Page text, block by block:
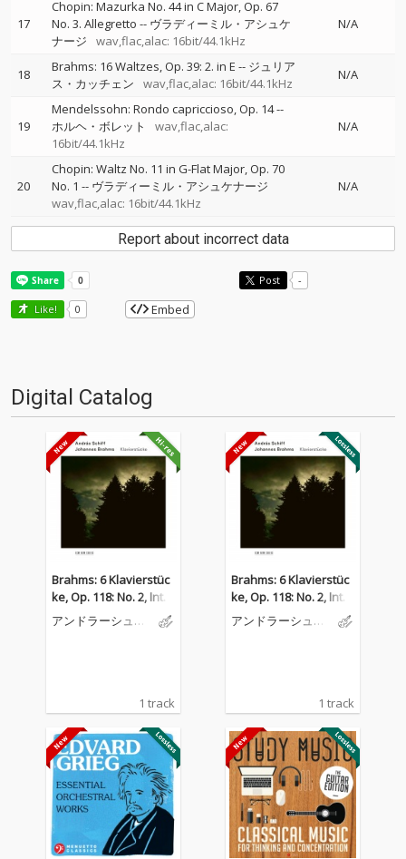
17
Chopin: Mazurka No. 44 in C Major, Op. 67
No. 3. Allegretto -- ヴラディーミル・アシュケ
ナージ
wav,flac,alac: 16bit/44.1kHz
N/A
18 Brahms: 16 Waltzes, Op. 39: 2. in E -- ジュリア
ス・カッチェン
wav,flac,alac: 16bit/44.1kHz
N/A
19
Mendelssohn: Rondo capriccioso, Op. 14--
ホルヘ・ボレット
wav,flac,alac:
16bit/44.1kHz
N/A
20
Chopin: Waltz No. 11 in G-Flat Major, Op. 70
No. 1 -- ヴラディーミル・アシュケナージ
wav,flac,alac: 16bit/44.1kHz
N/A
Report about incorrect data
Post -
Like! 0 Embed
Digital Catalog
Brahms: 6 Klavierstüc
ke, Op. 118: No. 2, Inter
mezzo in A Major
アンドラーシュ・
1 track
Brahms: 6 Klavierstüc
ke, Op. 118: No. 2, Inter
mezzo in A Major
アンドラーシュ・
1 track